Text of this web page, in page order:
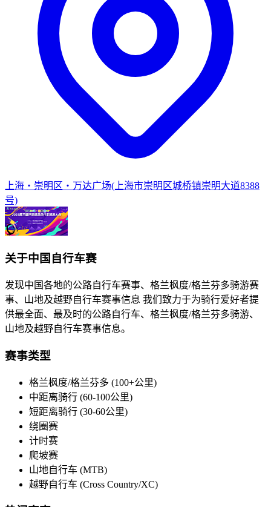
上海・崇明区・万达广场(上海市崇明区城桥镇崇明大道8388
号)
关于中国自行车赛
发现中国各地的公路自行车赛事、格兰枫度/格兰芬多骑游赛
事、山地及越野自行车赛事信息 我们致力于为骑行爱好者提
供最全面、最及时的公路自行车、格兰枫度/格兰芬多骑游、
山地及越野自行车赛事信息。
赛事类型
格兰枫度/格兰芬多 (100+公里)
中距离骑行 (60-100公里)
短距离骑行 (30-60公里)
绕圈赛
计时赛
爬坡赛
山地自行车 (MTB)
越野自行车 (Cross Country/XC)